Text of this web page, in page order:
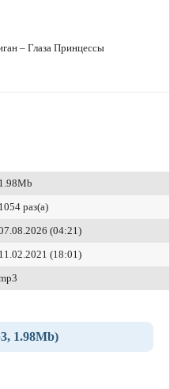
– Глаза Принцессы
1.98Mb
1054 раз(а)
(04:21)
11.02.2021 (18:01)
1.98Mb)